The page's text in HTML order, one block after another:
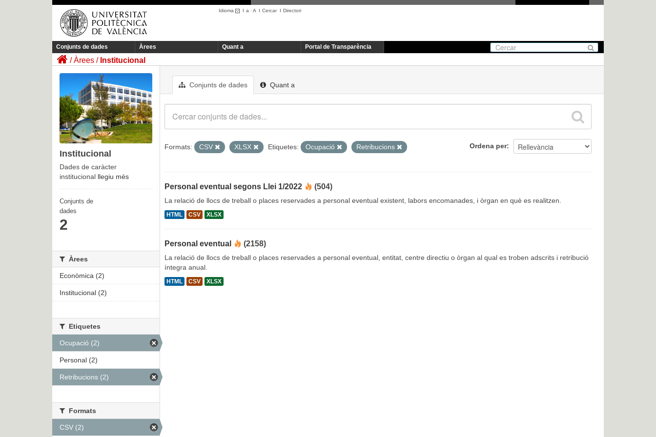
Idioma I a ·A I CercarI Directori
Conjunts de dades Àrees Quant a Portal de Transparència
Àrees Institucional
Conjunts de dades Quant a
Ordena per
Formats: CSV XLSX Etiquetes: Ocupació Retribucions
Personal eventual segons Llei 1/2022 (504)
La relació de llocs de treball o places reservades a personal eventual existent, labors encomanades, i òrgan en què es realitzen.
HTML CSV XLSX
Personal eventual (2158)
La relació de llocs de treball o places reservades a personal eventual, entitat, centre directiu o òrgan al qual es troben adscrits i retribució
íntegra anual.
HTML CSV XLSX
Institucional
Dades de caràcter
institucional llegiu més
Conjunts de
dades
2
Àrees
Econòmica (2)
Institucional (2)
Etiquetes
Ocupació (2)
Personal (2)
Retribucions (2)
Formats
CSV (2)